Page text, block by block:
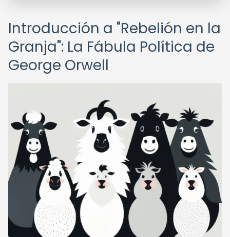
Introducción a "Rebelión en la
Granja": La Fábula Política de
George Orwell